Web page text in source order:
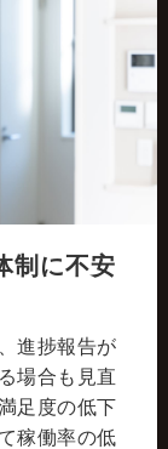
制に不安
進捗報告が
場合も見直
足度の低下
稼働率の低